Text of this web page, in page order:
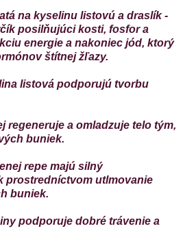
na kyselinu listovú a draslík -
posilňujúci kosti, fosfor a
energie a nakoniec jód, ktorý
štítnej žľazy.
listová podporujú tvorbu
regeneruje a omladzuje telo tým,
buniek.
repe majú silný
prostredníctvom utlmovanie
buniek.
podporuje dobré trávenie a